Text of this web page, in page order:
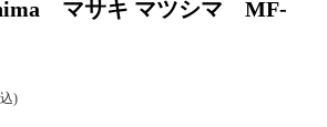
マサキ マツシマ MF-